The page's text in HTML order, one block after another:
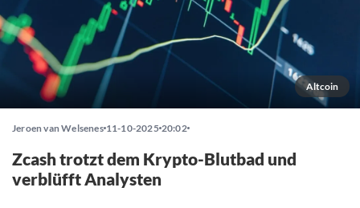
Altcoin
Jeroen van Welsenes 11-10-2025 20:02
Zcash trotzt dem Krypto-Blutbad und
verblüfft Analysten